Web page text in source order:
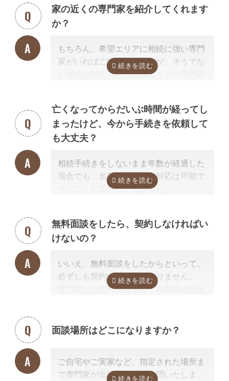
相続放棄、遺産分割方法や遺言内容の相談
他の相続人との交渉
相続放棄の申述手続き
遺言書の検認手続き
相続登記
相続税申告、準確定申告
大まかに言うと、トラブルに関することは弁護士、登記（不動産）に関
することは司法書士、相続税などの税金に関することは税理士の業務で
家の近くの専門家を紹介してくれます
か？
もちろん、希望エリアに相続に強い専門
家がいればご紹介可能ですが、そうでな
い場合は対応可能な近隣エリアの専門家
は、自宅近くに事務所があるかではな
く、その士業が相続手続きに強いかどう
かだからです。
人業務が専門の行政書士に相続手続きの
依頼をしても、経験不足で手続きはうま
く進みません。
が、スムーズで間違いのない相続手続き
のために非常に重要になります。
場合でも、ご自宅やご自宅近くのカフェ
等まで出張費無料で訪問可能ですのでご
安心ください。
亡くなってからだいぶ時間が経ってし
まったけど、今から手続きを依頼して
も大丈夫？
相続手続きをしないまま年数が経過した
場合でも、名義変更などの対応は可能で
すので、お気軽にご相談ください。（※
無料面談をしたら、契約しなければい
けないの？
いいえ、無料面談をしたからといって、
必ずしも契約する必要はありません。
専門家との無料面談では、お客様の状況
提示させて頂きます。
こく営業するようなことはありませんの
でご安心ください。
面談場所はどこになりますか？
ご自宅やご実家など、指定された場所ま
で専門家が出張費無料で訪問いたしま